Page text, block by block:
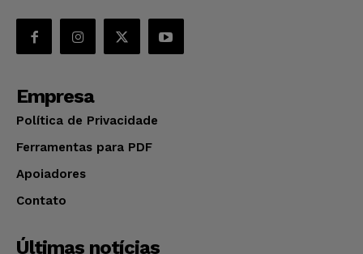
Empresa
Política de Privacidade
Ferramentas para PDF
Apoiadores
Contato
Últimas notícias